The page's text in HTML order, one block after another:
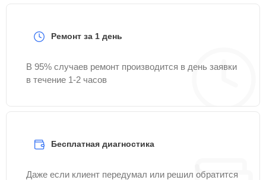
Ремонт за 1 день
В 95% случаев ремонт производится в день заявки
в течение 1-2 часов
Бесплатная диагностика
Даже если клиент передумал или решил обратится